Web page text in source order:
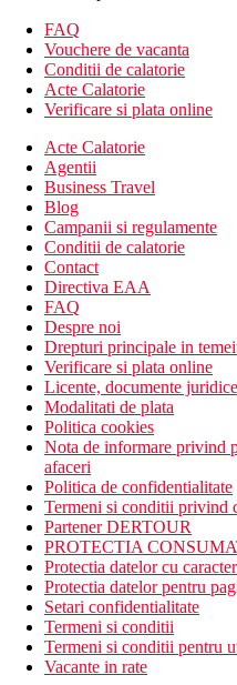
gustare pe plaja
fructe proaspete,
deserturi in timpul
supa de noapte
concept All Inclusive
Plaja
sezlonguri si
contra cost), bar pe
de la hotel la plaja
contra cost.
Oferta sportiva
Gratuit: centru de
Contra cost: sporturi
Copii
Loc de joaca pentru copii,
animatie.
Carduri
VISA, CE/MC.
Site-ul web
https://
Wellness
Contra cost: baie
FAQ
Vouchere de vacanta
Conditii de calatorie
Acte Calatorie
Verificare si plata online
Acte Calatorie
Agentii
Business Travel
Blog
Campanii si regulamente
Conditii de calatorie
Contact
Directiva EAA
FAQ
Despre noi
Drepturi principale in
Verificare si plata online
Licente, documente
Modalitati de plata
Politica cookies
Nota de informare privind
afaceri
Politica de confidentialitate
Termeni si conditii privind
Partener DERTOUR
PROTECTIA
Protectia datelor cu
Protectia datelor pentru
Setari confidentialitate
Termeni si conditii
Termeni si conditii pentru
Vacante in rate